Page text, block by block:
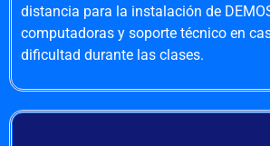
distancia para la instalación de
computadoras y soporte técnico en
dificultad durante las clases.